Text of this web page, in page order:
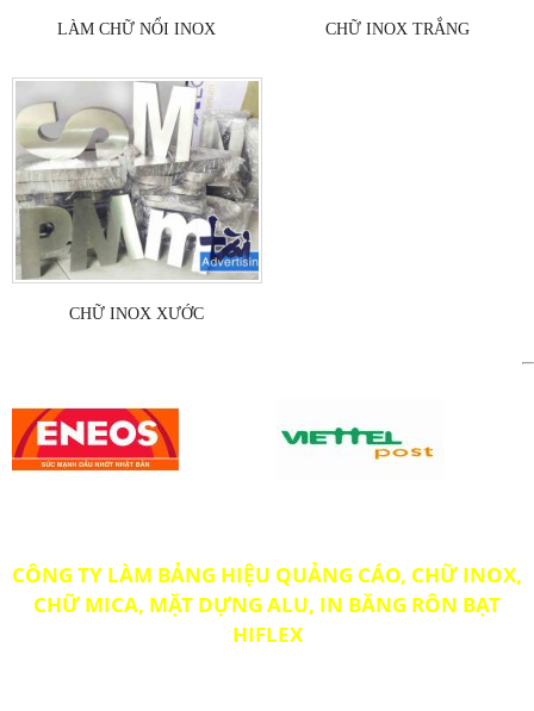
LÀM CHỮ NỔI INOX CHỮ INOX TRẮNG
CHỮ INOX XƯỚC
CÔNG TY LÀM BẢNG HIỆU QUẢNG CÁO, CHỮ INOX,
CHỮ MICA, MẶT DỰNG ALU, IN BĂNG RÔN BẠT
HIFLEX